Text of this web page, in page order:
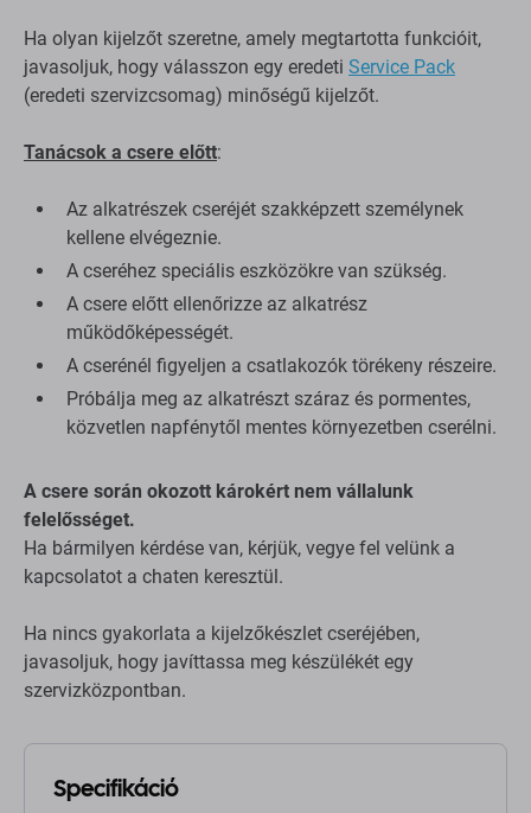
Ha olyan kijelzőt szeretne, amely megtartotta funkcióit,
javasoljuk, hogy válasszon egy eredeti Service Pack
(eredeti szervizcsomag) minőségű kijelzőt.
Tanácsok a csere előtt:
Az alkatrészek cseréjét szakképzett személynek
kellene elvégeznie.
A cseréhez speciális eszközökre van szükség.
A csere előtt ellenőrizze az alkatrész
működőképességét.
A cserénél figyeljen a csatlakozók törékeny részeire.
Próbálja meg az alkatrészt száraz és pormentes,
közvetlen napfénytől mentes környezetben cserélni.
A csere során okozott károkért nem vállalunk
felelősséget.
Ha bármilyen kérdése van, kérjük, vegye fel velünk a
kapcsolatot a chaten keresztül.
Ha nincs gyakorlata a kijelzőkészlet cseréjében,
javasoljuk, hogy javíttassa meg készülékét egy
szervizközpontban.
Specifikáció